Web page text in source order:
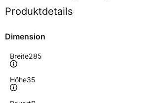
Produktdetails
Dimension
Breite285
Höhe35